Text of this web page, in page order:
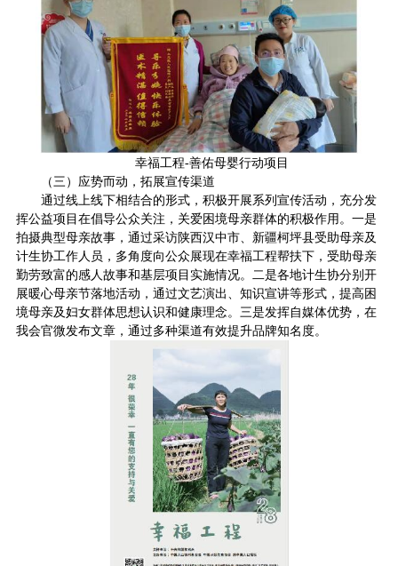
幸福工程-善佑母婴行动项目
（三）应势而动，拓展宣传渠道
通过线上线下相结合的形式，积极开展系列宣传活动，充分发
挥公益项目在倡导公众关注，关爱困境母亲群体的积极作用。一是
拍摄典型母亲故事，通过采访陕西汉中市、新疆柯坪县受助母亲及
计生协工作人员，多角度向公众展现在幸福工程帮扶下，受助母亲
勤劳致富的感人故事和基层项目实施情况。二是各地计生协分别开
展暖心母亲节落地活动，通过文艺演出、知识宣讲等形式，提高困
境母亲及妇女群体思想认识和健康理念。三是发挥自媒体优势，在
我会官微发布文章，通过多种渠道有效提升品牌知名度。